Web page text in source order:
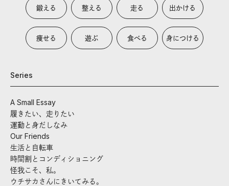
鍛える 整える 走る 出かける
痩せる 遊ぶ 食べる 身につける
Series
A Small Essay
履きたい、走りたい
運動と身だしなみ
Our Friends
生活と自転車
時間割とコンディショニング
怪我こそ、私。
ウチサカさんにきいてみる。